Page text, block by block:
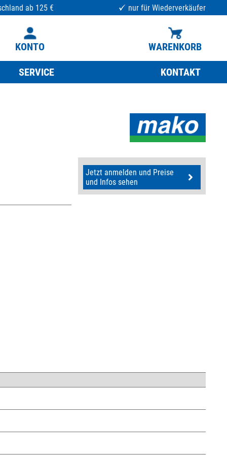
ab 125 € nur für Wiederverkäufer
KONTO WARENKORB
SERVICE KONTAKT
Jetzt anmelden und Preise
und Infos sehen